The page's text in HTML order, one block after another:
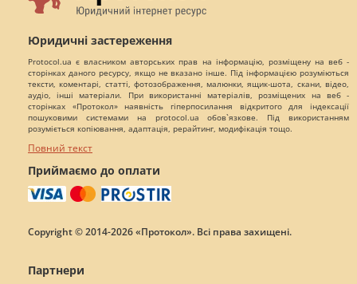
Юридичні застереження
Protocol.ua є власником авторських прав на інформацію, розміщену на веб -
сторінках даного ресурсу, якщо не вказано інше. Під інформацією розуміються
тексти, коментарі, статті, фотозображення, малюнки, ящик-шота, скани, відео,
аудіо, інші матеріали. При використанні матеріалів, розміщених на веб -
сторінках «Протокол» наявність гіперпосилання відкритого для індексації
пошуковими системами на protocol.ua обов`язкове. Під використанням
розуміється копіювання, адаптація, рерайтинг, модифікація тощо.
Повний текст
Приймаємо до оплати
Copyright © 2014-2026 «Протокол». Всі права захищені.
Партнери